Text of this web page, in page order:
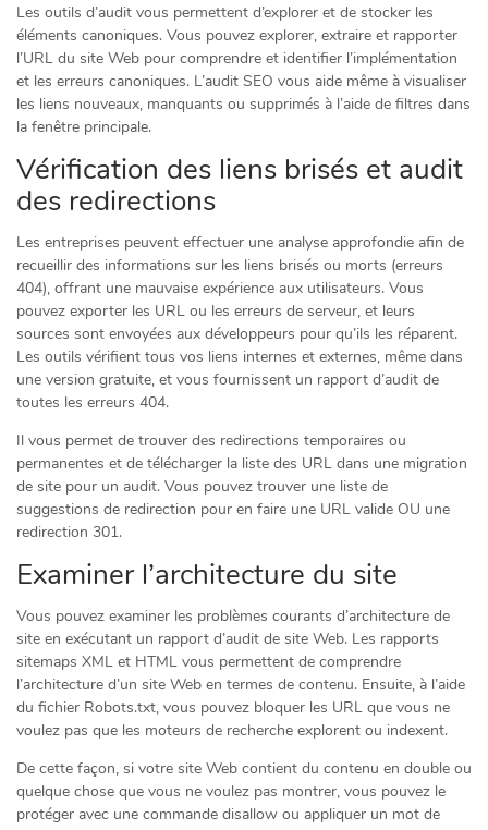
Les outils d’audit vous permettent d’explorer et de stocker les
éléments canoniques. Vous pouvez explorer, extraire et rapporter
l’URL du site Web pour comprendre et identifier l’implémentation
et les erreurs canoniques. L’audit SEO vous aide même à visualiser
les liens nouveaux, manquants ou supprimés à l’aide de filtres dans
la fenêtre principale.
Vérification des liens brisés et audit
des redirections
Les entreprises peuvent effectuer une analyse approfondie afin de
recueillir des informations sur les liens brisés ou morts (erreurs
404), offrant une mauvaise expérience aux utilisateurs. Vous
pouvez exporter les URL ou les erreurs de serveur, et leurs
sources sont envoyées aux développeurs pour qu’ils les réparent.
Les outils vérifient tous vos liens internes et externes, même dans
une version gratuite, et vous fournissent un rapport d’audit de
toutes les erreurs 404.
Il vous permet de trouver des redirections temporaires ou
permanentes et de télécharger la liste des URL dans une migration
de site pour un audit. Vous pouvez trouver une liste de
suggestions de redirection pour en faire une URL valide OU une
redirection 301.
Examiner l’architecture du site
Vous pouvez examiner les problèmes courants d’architecture de
site en exécutant un rapport d’audit de site Web. Les rapports
sitemaps XML et HTML vous permettent de comprendre
l’architecture d’un site Web en termes de contenu. Ensuite, à l’aide
du fichier Robots.txt, vous pouvez bloquer les URL que vous ne
voulez pas que les moteurs de recherche explorent ou indexent.
De cette façon, si votre site Web contient du contenu en double ou
quelque chose que vous ne voulez pas montrer, vous pouvez le
protéger avec une commande disallow ou appliquer un mot de